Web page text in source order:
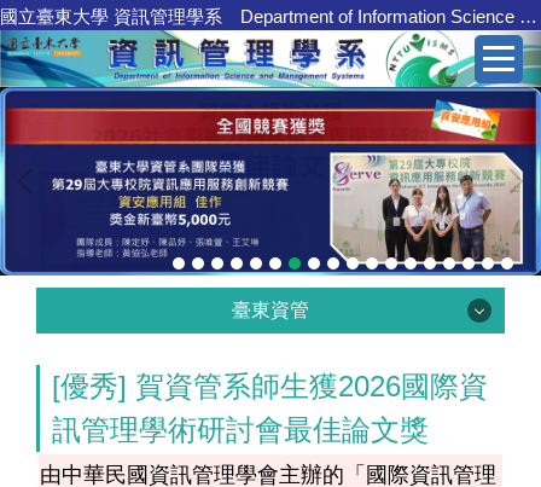
跳
到
主
要
國立臺東大學 資訊管理學系 Department of Information Science and Management Systems
臺東資管
臺東資管
學系介紹
[優秀] 賀資管系師生獲2026國際資
訊管理學術研討會最佳論文獎
由中華民國資訊管理學會主辦的「國際資訊管理